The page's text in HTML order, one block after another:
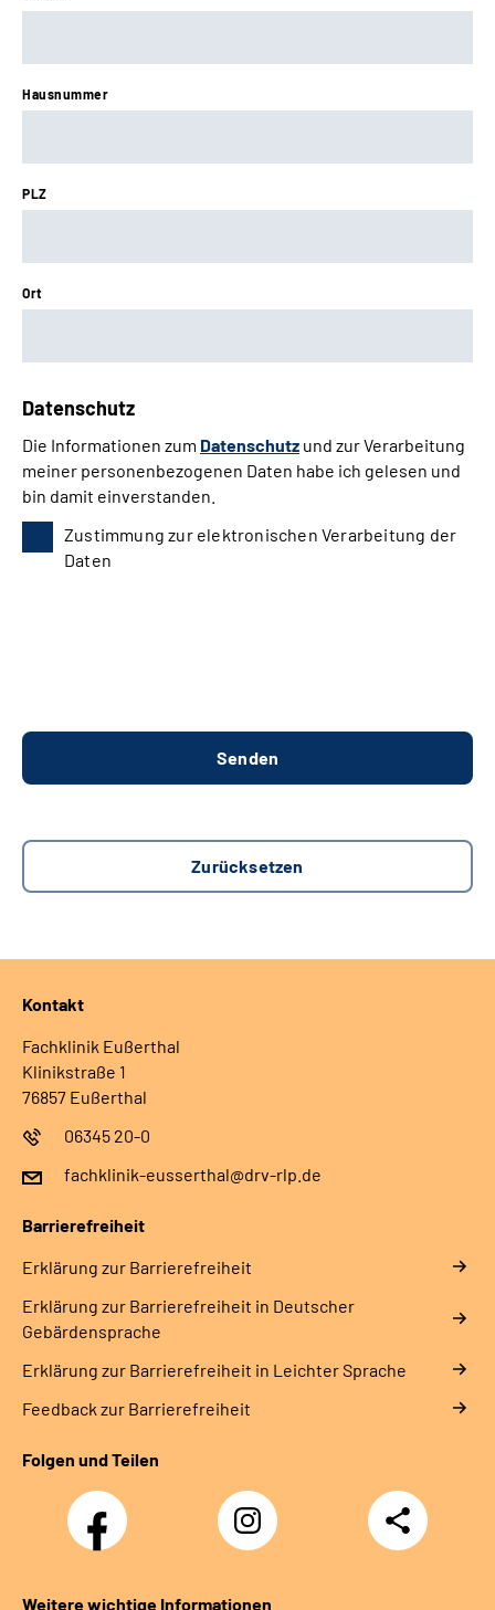
Hausnummer
PLZ
Ort
Datenschutz
Die Informationen zum Datenschutz und zur Verarbeitung
meiner personenbezogenen Daten habe ich gelesen und
bin damit einverstanden.
Zustimmung zur elektronischen Verarbeitung der
Daten
Kontakt
Fachklinik Eußerthal
Klinikstraße 1
76857 Eußerthal
06345 20-0
fachklinik-eusserthal@drv-rlp.de
Barrierefreiheit
Erklärung zur Barrierefreiheit
Erklärung zur Barrierefreiheit in Deutscher
Gebärdensprache
Erklärung zur Barrierefreiheit in Leichter Sprache
Feedback zur Barrierefreiheit
Folgen und Teilen
Facebook
Instagram
DRV
Nachwuchskräfte
Teilen
Weitere wichtige Informationen